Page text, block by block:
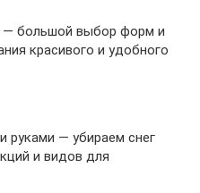
большой выбор форм и
красивого и удобного
руками — убираем снег
и видов для